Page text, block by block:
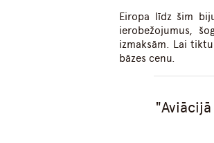
Eiropa līdz šim
ierobežojumus,
izmaksām. Lai
bāzes cenu.